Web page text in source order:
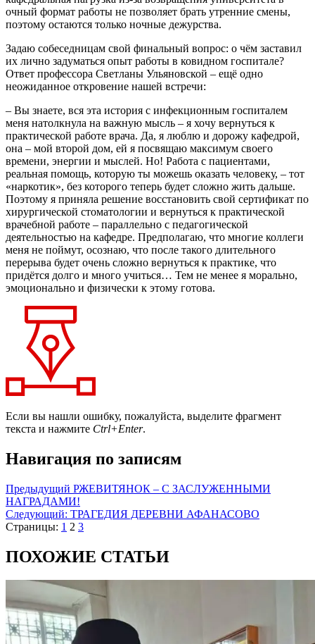
очный формат работы не позволяет брать утренние смены,
поэтому остаются только ночные дежурства.
Задаю собеседницам свой финальный вопрос: о чём заставил
их лично задуматься опыт работы в ковидном госпитале?
Ответ профессора Светланы Ульяновской – ещё одно
неожиданное откровение нашей встречи:
– Вы знаете, вся эта история с инфекционным госпиталем
меня натолкнула на важную мысль – я хочу вернуться к
практической работе врача. Да, я люблю и дорожу кафедрой,
она – мой второй дом, ей я посвящаю максимум своего
времени, энергии и мыслей. Но! Работа с пациентами,
реальная помощь, которую ты можешь оказать человеку, – тот
«наркотик», без которого теперь будет сложно жить дальше.
Поэтому я приняла решение восстановить свой сертификат по
хирургической стоматологии и вернуться к практической
врачебной работе – параллельно с педагогической
деятельностью на кафедре. Предполагаю, что многие коллеги
меня не поймут, осознаю, что после такого длительного
перерыва будет очень сложно вернуться к практике, что
придётся долго и много учиться… Тем не менее я морально,
эмоционально и физически к этому готова.
Если вы нашли ошибку, пожалуйста, выделите фрагмент
текста и нажмите Ctrl+Enter.
Навигация по записям
Предыдущий РЖЕВИТЯНОК – С ЗАСЛУЖЕННЫМИ
НАГРАДАМИ!
Следующий: ТРАГЕДИЯ ДЕРЕВНИ АФАНАСОВО
Страницы: 1 2 3
ПОХОЖИЕ СТАТЬИ